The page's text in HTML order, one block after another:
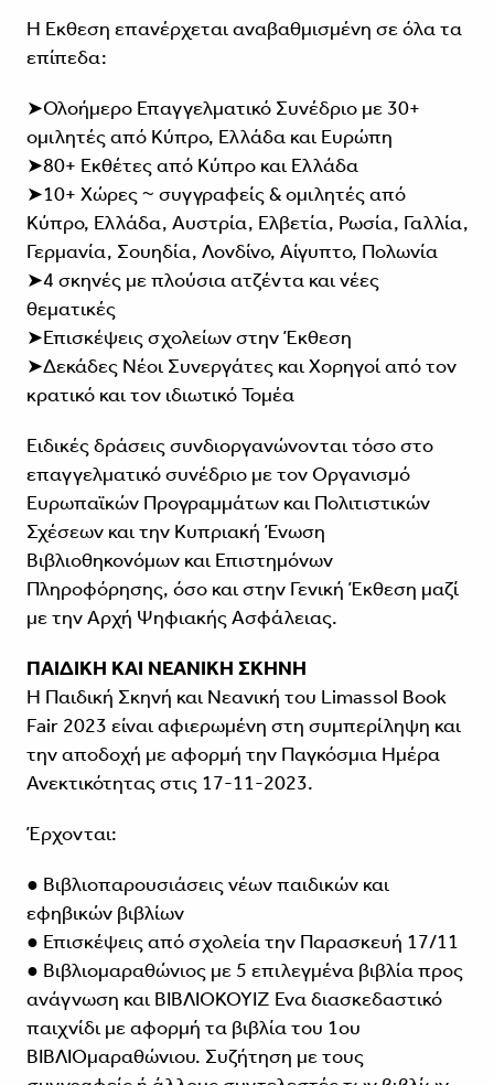
Η Έκθεση επανέρχεται αναβαθμισμένη σε όλα τα
επίπεδα:
➤Ολοήμερο Επαγγελματικό Συνέδριο με 30+
ομιλητές από Κύπρο, Ελλάδα και Ευρώπη
➤80+ Εκθέτες από Κύπρο και Ελλάδα
➤10+ Χώρες ~ συγγραφείς & ομιλητές από
Κύπρο, Ελλάδα, Αυστρία, Ελβετία, Ρωσία, Γαλλία,
Γερμανία, Σουηδία, Λονδίνο, Αίγυπτο, Πολωνία
➤4 σκηνές με πλούσια ατζέντα και νέες
θεματικές
➤Επισκέψεις σχολείων στην Έκθεση
➤Δεκάδες Nέοι Συνεργάτες και Χορηγοί από τον
κρατικό και τον ιδιωτικό Τομέα
Ειδικές δράσεις συνδιοργανώνονται τόσο στο
επαγγελματικό συνέδριο με τον Οργανισμό
Ευρωπαϊκών Προγραμμάτων και Πολιτιστικών
Σχέσεων και την Κυπριακή Ένωση
Βιβλιοθηκονόμων και Επιστημόνων
Πληροφόρησης, όσο και στην Γενική Έκθεση μαζί
με την Αρχή Ψηφιακής Ασφάλειας.
ΠΑΙΔΙΚΗ ΚΑΙ ΝΕΑΝΙΚΗ ΣΚΗΝΗ
Η Παιδική Σκηνή και Νεανική του Limassol Book
Fair 2023 είναι αφιερωμένη στη συμπερίληψη και
την αποδοχή με αφορμή την Παγκόσμια Ημέρα
Ανεκτικότητας στις 17-11-2023.
Έρχονται:
● Βιβλιοπαρουσιάσεις νέων παιδικών και
εφηβικών βιβλίων
● Επισκέψεις από σχολεία την Παρασκευή 17/11
● Βιβλιομαραθώνιος με 5 επιλεγμένα βιβλία προς
ανάγνωση και ΒΙΒΛΙΟΚΟΥΙΖ Ένα διασκεδαστικό
παιχνίδι με αφορμή τα βιβλία του 1ου
ΒΙΒΛΙΟμαραθώνιου. Συζήτηση με τους